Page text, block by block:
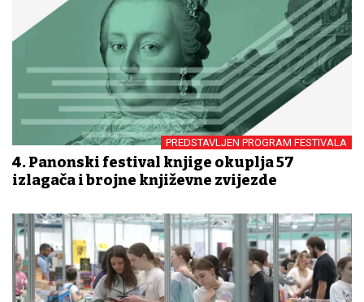
PREDSTAVLJEN PROGRAM FESTIVALA
4. Panonski festival knjige okuplja 57
izlagača i brojne književne zvijezde